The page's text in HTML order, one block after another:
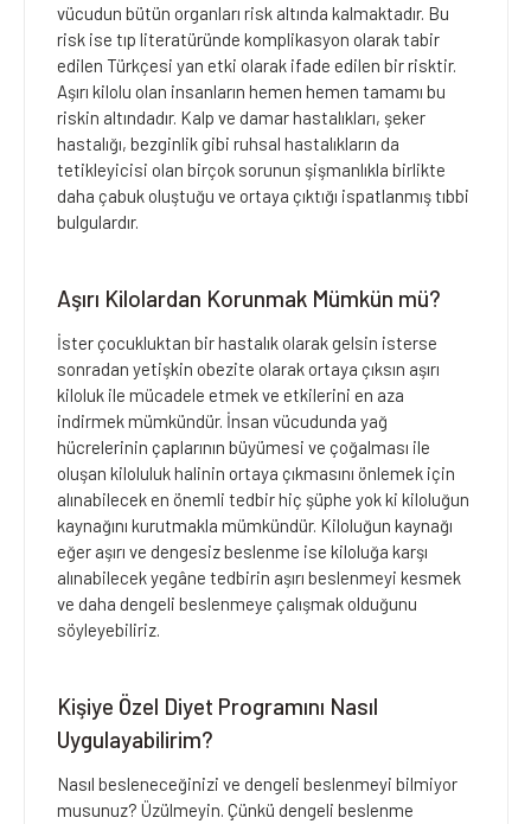
vücudun bütün organları risk altında kalmaktadır. Bu
risk ise tıp literatüründe komplikasyon olarak tabir
edilen Türkçesi yan etki olarak ifade edilen bir risktir.
Aşırı kilolu olan insanların hemen hemen tamamı bu
riskin altındadır. Kalp ve damar hastalıkları, şeker
hastalığı, bezginlik gibi ruhsal hastalıkların da
tetikleyicisi olan birçok sorunun şişmanlıkla birlikte
daha çabuk oluştuğu ve ortaya çıktığı ispatlanmış tıbbi
bulgulardır.
Aşırı Kilolardan Korunmak Mümkün mü?
İster çocukluktan bir hastalık olarak gelsin isterse
sonradan yetişkin obezite olarak ortaya çıksın aşırı
kiloluk ile mücadele etmek ve etkilerini en aza
indirmek mümkündür. İnsan vücudunda yağ
hücrelerinin çaplarının büyümesi ve çoğalması ile
oluşan kiloluluk halinin ortaya çıkmasını önlemek için
alınabilecek en önemli tedbir hiç şüphe yok ki kiloluğun
kaynağını kurutmakla mümkündür. Kiloluğun kaynağı
eğer aşırı ve dengesiz beslenme ise kiloluğa karşı
alınabilecek yegâne tedbirin aşırı beslenmeyi kesmek
ve daha dengeli beslenmeye çalışmak olduğunu
söyleyebiliriz.
Kişiye Özel Diyet Programını Nasıl
Uygulayabilirim?
Nasıl besleneceğinizi ve dengeli beslenmeyi bilmiyor
musunuz? Üzülmeyin. Çünkü dengeli beslenme